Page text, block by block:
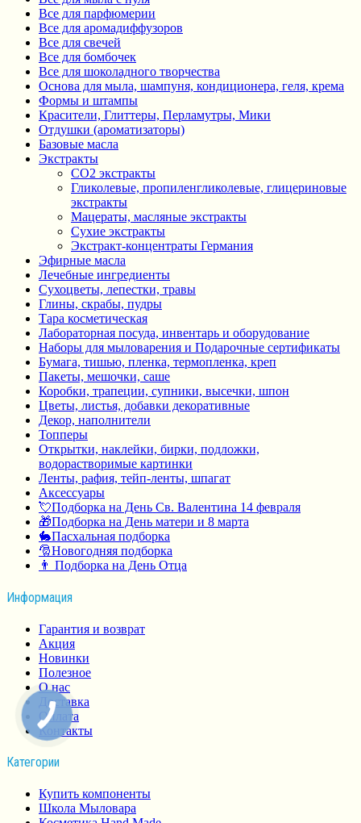
Все для парфюмерии
Все для аромадиффузоров
Все для свечей
Все для бомбочек
Все для шоколадного творчества
Основа для мыла, шампуня, кондиционера, геля, крема
Формы и штампы
Красители, Глиттеры, Перламутры, Мики
Отдушки (ароматизаторы)
Базовые масла
Экстракты
CO2 экстракты
Гликолевые, пропиленгликолевые, глицериновые
экстракты
Мацераты, масляные экстракты
Сухие экстракты
Экстракт-концентраты Германия
Эфирные масла
Лечебные ингредиенты
Сухоцветы, лепестки, травы
Глины, скрабы, пудры
Тара косметическая
Лабораторная посуда, инвентарь и оборудование
Наборы для мыловарения и Подарочные сертификаты
Бумага, тишью, пленка, термопленка, креп
Пакеты, мешочки, саше
Коробки, трапеции, супники, высечки, шпон
Цветы, листья, добавки декоративные
Декор, наполнители
Топперы
Открытки, наклейки, бирки, подложки,
водорастворимые картинки
Ленты, рафия, тейп-ленты, шпагат
Аксессуары
💘Подборка на День Св. Валентина 14 февраля
🎁Подборка на День матери и 8 марта
🐇Пасхальная подборка
🎅Новогодняя подборка
👨 Подборка на День Отца
Информация
Гарантия и возврат
Акция
Новинки
Полезное
О нас
Доставка
Оплата
Контакты
Категории
Купить компоненты
Школа Мыловара